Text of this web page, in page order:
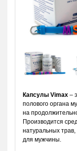
Капсулы Vimax –
полового органа
на
Производится
натуральных
для мужчины.